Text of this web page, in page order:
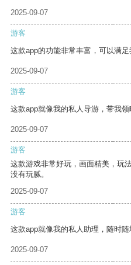
2025-09-07
游客
这款app的功能非常丰富，可以满足
2025-09-07
游客
这款app就像我的私人导游，带我领
2025-09-07
游客
这款游戏非常好玩，画面精美，玩
没有玩腻。
2025-09-07
游客
这款app就像我的私人助理，随时随
2025-09-07